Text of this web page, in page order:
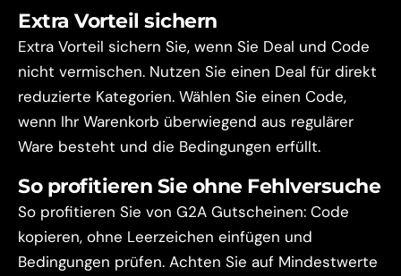
Extra Vorteil sichern
Extra Vorteil sichern Sie, wenn Sie Deal und Code
nicht vermischen. Nutzen Sie einen Deal für direkt
reduzierte Kategorien. Wählen Sie einen Code,
wenn Ihr Warenkorb überwiegend aus regulärer
Ware besteht und die Bedingungen erfüllt.
So profitieren Sie ohne Fehlversuche
So profitieren Sie von G2A Gutscheinen: Code
kopieren, ohne Leerzeichen einfügen und
Bedingungen prüfen. Achten Sie auf Mindestwerte